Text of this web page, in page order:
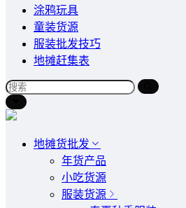
涂鸦玩具
童装货源
服装批发技巧
地摊赶集表
地摊货批发
年货产品
小吃货源
服装货源